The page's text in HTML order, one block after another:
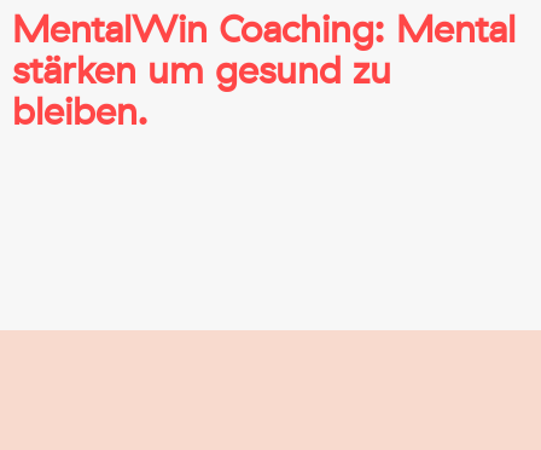
MentalWin Coaching: Mental
stärken um gesund zu
bleiben.